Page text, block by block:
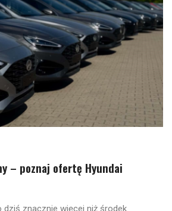
– poznaj ofertę Hyundai
znacznie więcej niż środek